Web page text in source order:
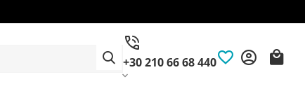
+30 210 66 68 440